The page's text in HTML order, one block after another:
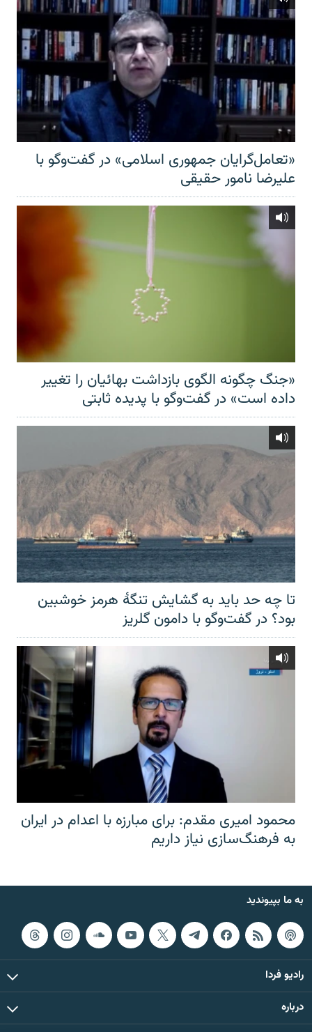
«تعامل‌گرایان جمهوری اسلامی» در گفت‌وگو با
علیرضا نامور حقیقی
«جنگ چگونه الگوی بازداشت بهائیان را تغییر
داده است» در گفت‌وگو با پدیده ثابتی
تا چه حد باید به گشایش تنگهٔ هرمز خوشبین
بود؟ در گفت‌وگو با دامون گلریز
محمود امیری مقدم: برای مبارزه با اعدام در ایران
به فرهنگ‌سازی نیاز داریم
به ما بپیوندید
رادیو فردا
درباره